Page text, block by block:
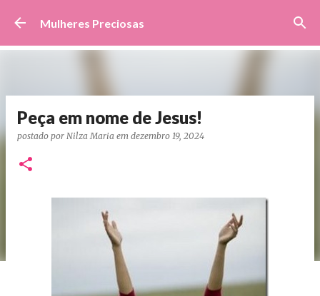
Pular para o conteúdo principal
Mulheres Preciosas
Peça em nome de Jesus!
postado por Nilza Maria em dezembro 19, 2024